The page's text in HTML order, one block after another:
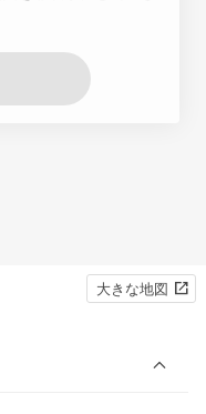
大きな地図